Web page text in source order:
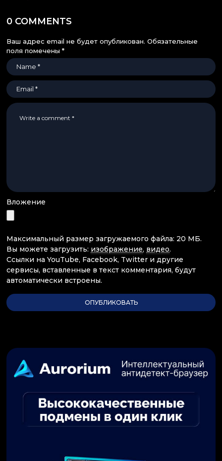
0 COMMENTS
Ваш адрес email не будет опубликован. Обязательные
поля помечены *
Вложение
Максимальный размер загружаемого файла: 20 МБ.
Вы можете загрузить: изображение, видео.
Ссылки на YouTube, Facebook, Twitter и другие
сервисы, вставленные в текст комментария, будут
автоматически встроены.